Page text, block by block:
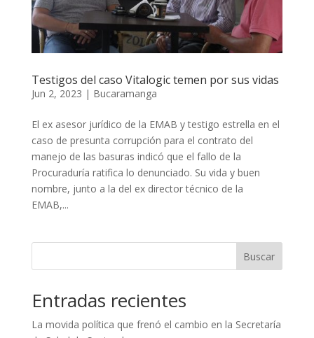
Testigos del caso Vitalogic temen por sus vidas
Jun 2, 2023 | Bucaramanga
El ex asesor jurídico de la EMAB y testigo estrella en el
caso de presunta corrupción para el contrato del
manejo de las basuras indicó que el fallo de la
Procuraduría ratifica lo denunciado. Su vida y buen
nombre, junto a la del ex director técnico de la
EMAB,...
Buscar
Entradas recientes
La movida política que frenó el cambio en la Secretaría